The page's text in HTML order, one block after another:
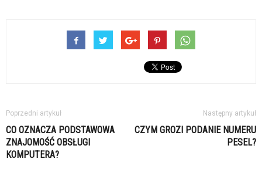
Poprzedni artykuł
CO OZNACZA PODSTAWOWA
ZNAJOMOŚĆ OBSŁUGI
KOMPUTERA?
Następny artykuł
CZYM GROZI PODANIE NUMERU
PESEL?